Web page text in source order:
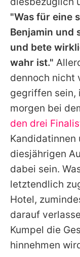
"Was für eine
Benjamin und
und bete
wahr ist."
dennoch nicht
gegriffen sein,
morgen bei
den drei
Kandidatinnen
diesjährigen
dabei sein.
letztendlich
Hotel,
darauf
Kumpel die
hinnehmen